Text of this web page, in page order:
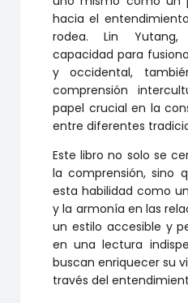
hacia el
rodea. Lin
capacidad para
y occidental,
comprensión
papel crucial en la
entre diferentes
Este libro no solo se
la comprensión, sino
esta habilidad como
y la armonía en las
un estilo accesible y
en una lectura
buscan enriquecer su
través del